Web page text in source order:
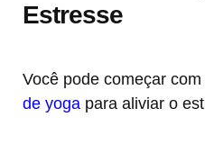
Estresse
Você pode começar
de yoga para aliviar o